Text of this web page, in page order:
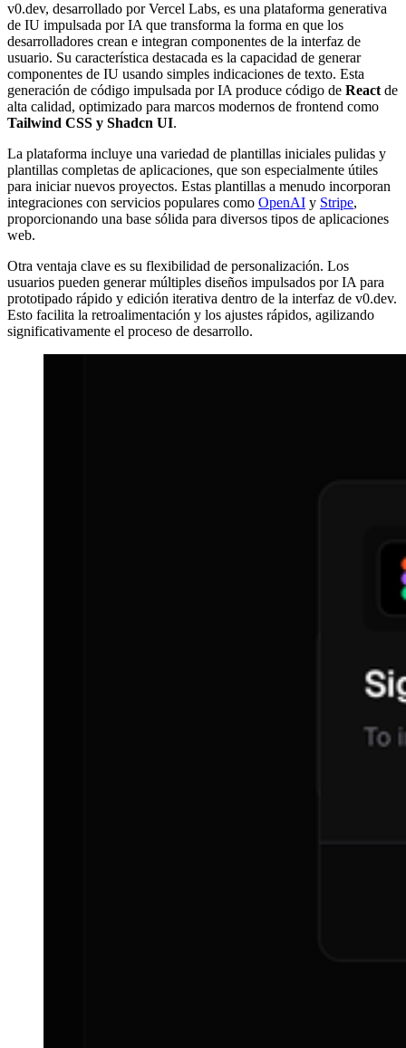
v0.dev, desarrollado por Vercel Labs, es una plataforma generativa
de IU impulsada por IA que transforma la forma en que los
desarrolladores crean e integran componentes de la interfaz de
usuario. Su característica destacada es la capacidad de generar
componentes de IU usando simples indicaciones de texto. Esta
generación de código impulsada por IA produce código de React de
alta calidad, optimizado para marcos modernos de frontend como
Tailwind CSS y Shadcn UI.
La plataforma incluye una variedad de plantillas iniciales pulidas y
plantillas completas de aplicaciones, que son especialmente útiles
para iniciar nuevos proyectos. Estas plantillas a menudo incorporan
integraciones con servicios populares como OpenAI y Stripe,
proporcionando una base sólida para diversos tipos de aplicaciones
web.
Otra ventaja clave es su flexibilidad de personalización. Los
usuarios pueden generar múltiples diseños impulsados por IA para
prototipado rápido y edición iterativa dentro de la interfaz de v0.dev.
Esto facilita la retroalimentación y los ajustes rápidos, agilizando
significativamente el proceso de desarrollo.